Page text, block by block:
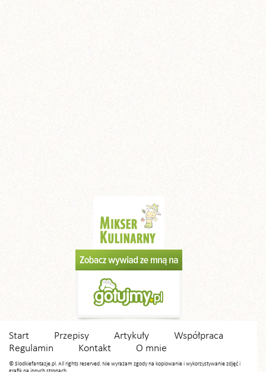
Start Przepisy Artykuły
Współpraca
Regulamin
Kontakt O mnie
© Slodkiefantazje.pl. All rights reserved. Nie wyrażam zgody na kopiowanie i wykorzystywanie zdjęć i